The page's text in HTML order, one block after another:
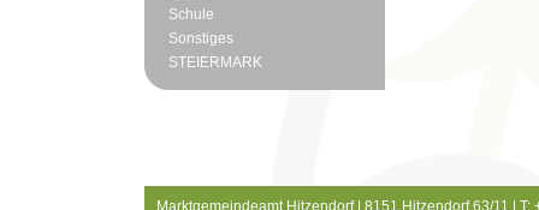
Schule
Sonstiges
STEIERMARK
Marktgemeindeamt Hitzendorf | 8151 Hitzendorf 63/11 |